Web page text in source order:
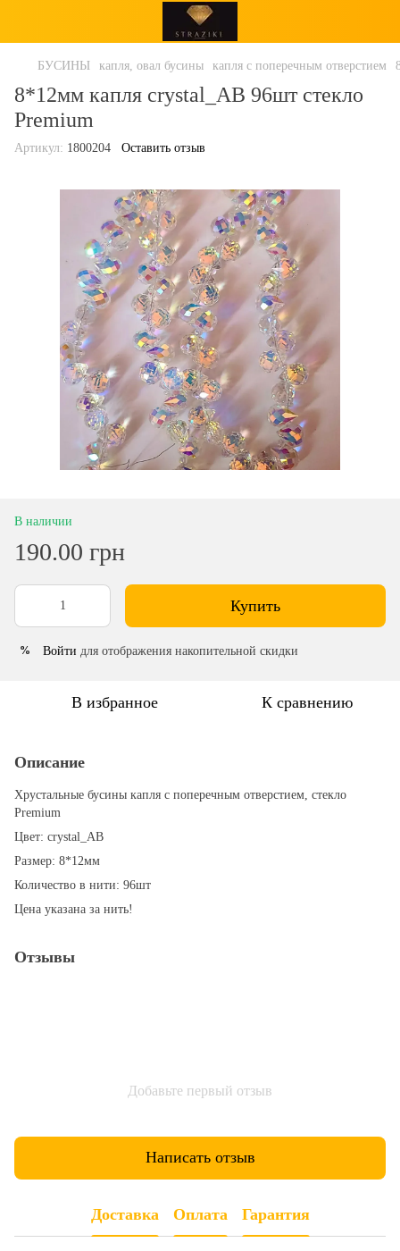
БУСИНЫ капля, овал бусины капля с поперечным отверстием
8*12мм капля crystal_AB 96шт стекло
Premium
Артикул: 1800204 Оставить отзыв
В наличии
190.00 грн
Купить
% Войти для отображения накопительной скидки
В избранное К сравнению
Описание
Хрустальные бусины капля с поперечным отверстием, стекло
Premium
Цвет: crystal_AB
Размер: 8*12мм
Количество в нити: 96шт
Цена указана за нить!
Отзывы
Добавьте первый отзыв
Написать отзыв
Доставка Оплата Гарантия